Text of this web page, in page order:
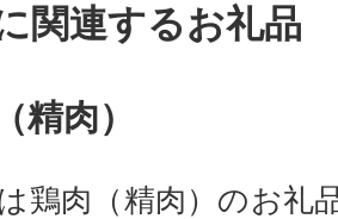
関連するお礼品
精肉）
鶏肉（精肉）のお礼